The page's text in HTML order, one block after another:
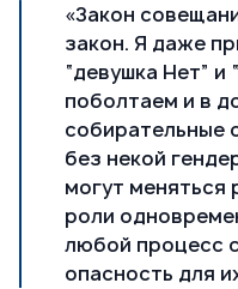
«Закон
закон. Я даже
“девушка Нет”
поболтаем и в
собирательные
без некой
могут меняться
роли
любой процесс
опасность для